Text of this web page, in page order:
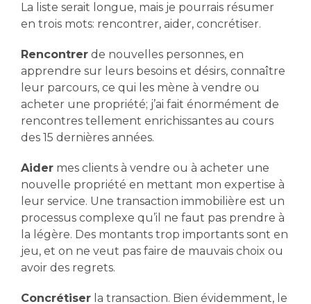
La liste serait longue, mais je pourrais résumer
en trois mots: rencontrer, aider, concrétiser.
Rencontrer de nouvelles personnes, en
apprendre sur leurs besoins et désirs, connaître
leur parcours, ce qui les mène à vendre ou
acheter une propriété; j’ai fait énormément de
rencontres tellement enrichissantes au cours
des 15 dernières années.
Aider mes clients à vendre ou à acheter une
nouvelle propriété en mettant mon expertise à
leur service. Une transaction immobilière est un
processus complexe qu’il ne faut pas prendre à
la légère. Des montants trop importants sont en
jeu, et on ne veut pas faire de mauvais choix ou
avoir des regrets.
Concrétiser la transaction. Bien évidemment, le